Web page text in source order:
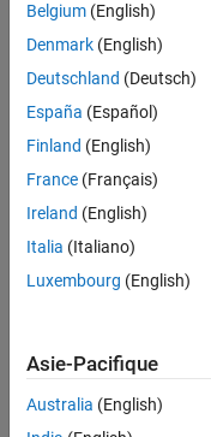
Belgium (English)
Denmark (English)
Deutschland (Deutsch)
España (Español)
Finland (English)
France (Français)
Ireland (English)
Italia (Italiano)
Luxembourg (English)
Asie-Pacifique
Australia (English)
Lutte anti-piratage
© 1994-2026 The